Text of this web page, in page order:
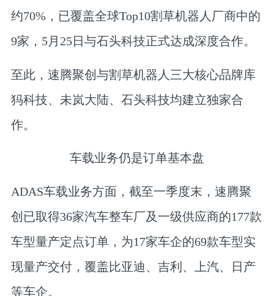
约70%，已覆盖全球Top10割草机器人厂商中的
9家，5月25日与石头科技正式达成深度合作。
至此，速腾聚创与割草机器人三大核心品牌库
犸科技、未岚大陆、石头科技均建立独家合
作。
车载业务仍是订单基本盘
ADAS车载业务方面，截至一季度末，速腾聚
创已取得36家汽车整车厂及一级供应商的177款
车型量产定点订单，为17家车企的69款车型实
现量产交付，覆盖比亚迪、吉利、上汽、日产
等车企。